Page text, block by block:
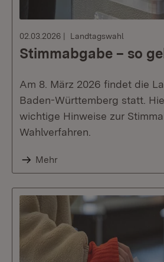
02.03.2026 Landtagswahl
Stimmabgabe – so
Am 8. März 2026 findet die
Baden-Württemberg statt.
wichtige Hinweise zur
Wahlverfahren.
Mehr